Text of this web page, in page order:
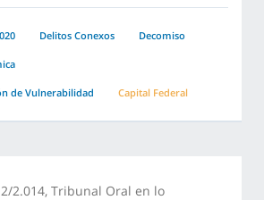
Delitos Conexos Decomiso
de Vulnerabilidad Capital Federal
2.014, Tribunal Oral en lo